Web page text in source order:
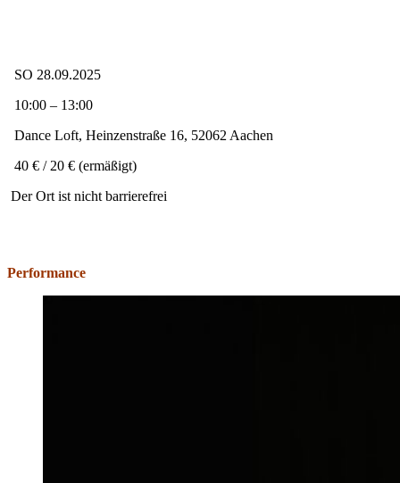
SO 28.09.2025
10:00 – 13:00
Dance Loft, Heinzenstraße 16, 52062 Aachen
40 € / 20 € (ermäßigt)
Der Ort ist nicht barrierefrei
Performance